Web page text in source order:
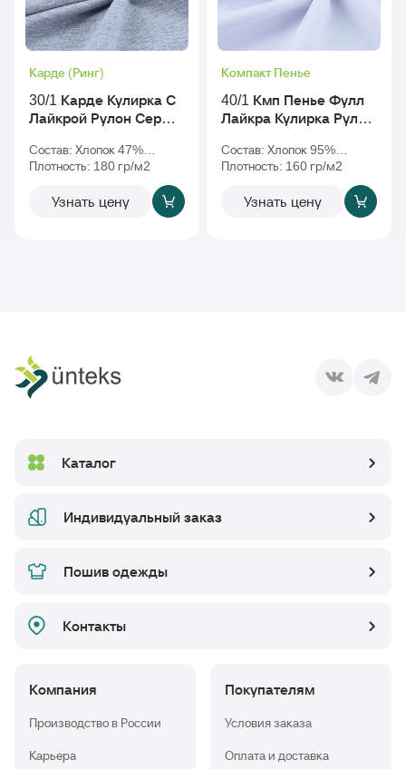
Карде (Ринг)
30/1 Карде Кулирка С
Лайкрой Рулон Серый-
Состав: Хлопок 47%
Полиэстер 47% Эластан
Плотность: 180 гр/м2
Узнать цену
Компакт Пенье
40/1 Кмп Пенье Фулл
Лайкра Кулирка Рулон
Состав: Хлопок 95%
Эластан 5%
Плотность: 160 гр/м2
Узнать цену
Каталог
Индивидуальный заказ
Пошив одежды
Контакты
Компания
Производство в России
Карьера
Покупателям
Условия заказа
Оплата и доставка